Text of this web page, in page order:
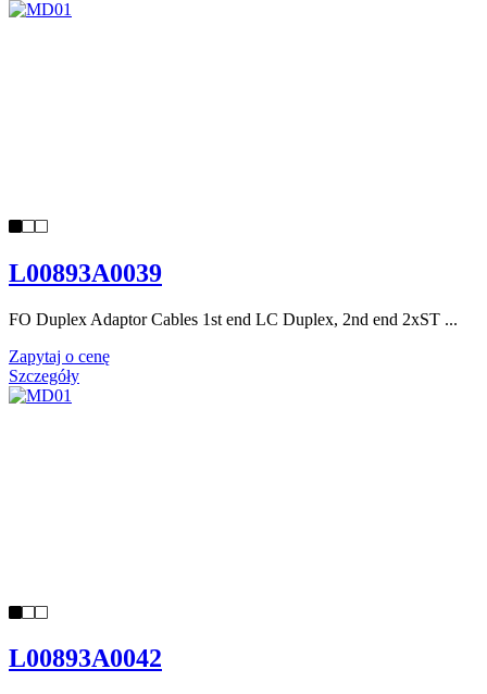
L00893A0039
FO Duplex Adaptor Cables 1st end LC Duplex, 2nd end 2xST ...
Zapytaj o cenę
Szczegóły
L00893A0042